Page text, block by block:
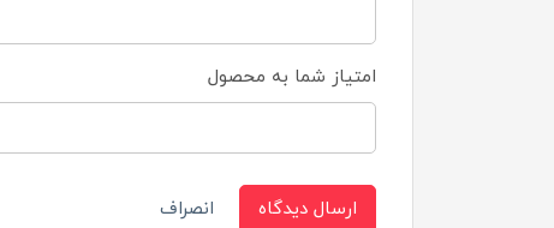
امتیاز شما به محصول
ارسال دیدگاه انصراف